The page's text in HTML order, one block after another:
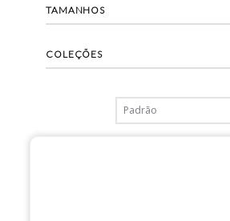
TAMANHOS
COLEÇÕES